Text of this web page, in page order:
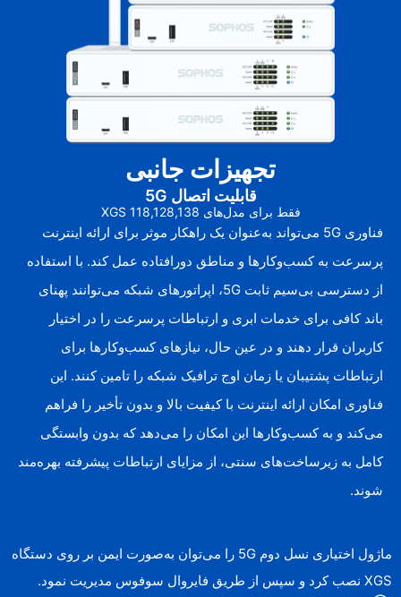
تجهیزات جانبی
قابلیت اتصال 5G
فقط برای مدل‌های XGS 118,128,138
فناوری 5G می‌تواند به‌عنوان یک راهکار موثر برای ارائه اینترنت
پرسرعت به کسب‌وکارها و مناطق دورافتاده عمل کند. با استفاده
از دسترسی بی‌سیم ثابت 5G، اپراتورهای شبکه می‌توانند پهنای
باند کافی برای خدمات ابری و ارتباطات پرسرعت را در اختیار
کاربران قرار دهند و در عین حال، نیازهای کسب‌وکارها برای
ارتباطات پشتیبان یا زمان اوج ترافیک شبکه را تامین کنند. این
فناوری امکان ارائه اینترنت با کیفیت بالا و بدون تأخیر را فراهم
می‌کند و به کسب‌وکارها این امکان را می‌دهد که بدون وابستگی
کامل به زیرساخت‌های سنتی، از مزایای ارتباطات پیشرفته بهره‌مند
شوند.
ماژول اختیاری نسل دوم 5G را می‌توان به‌صورت ایمن بر روی دستگاه
XGS نصب کرد و سپس از طریق فایروال سوفوس مدیریت نمود.